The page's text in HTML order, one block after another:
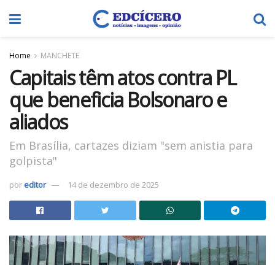
Home MANCHETE
Capitais têm atos contra PL
que beneficia Bolsonaro e
aliados
Em Brasília, cartazes diziam "sem anistia para
golpista"
por editor 14 de dezembro de 2025